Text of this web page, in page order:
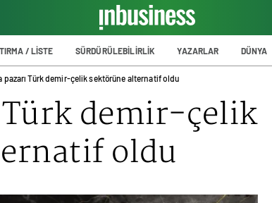
/ LİSTE SÜRDÜRÜLEBİLİRLİK YAZARLAR DÜNYA
pazarı Türk demir-çelik sektörüne alternatif oldu
demir-çelik
oldu